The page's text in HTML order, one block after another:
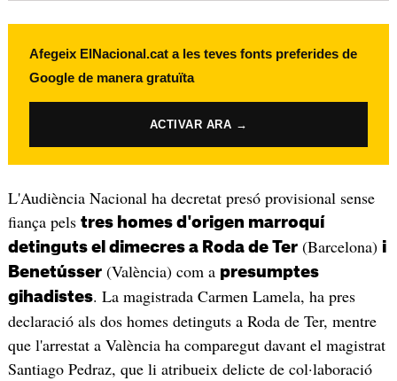
Afegeix ElNacional.cat a les teves fonts preferides de
Google de manera gratuïta
ACTIVAR ARA →
L'Audiència Nacional ha decretat presó provisional sense
fiança pels tres homes d'origen marroquí
detinguts el dimecres a Roda de Ter(Barcelona) i
Benetússer(València) com a presumptes
gihadistes. La magistrada Carmen Lamela, ha pres
declaració als dos homes detinguts a Roda de Ter, mentre
que l'arrestat a València ha comparegut davant el magistrat
Santiago Pedraz, que li atribueix delicte de col·laboració